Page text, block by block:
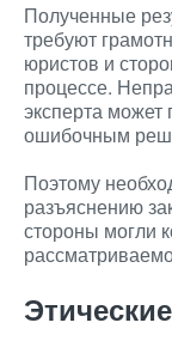
Полученные
требуют
юристов и
процессе.
эксперта
ошибочным
Поэтому
разъяснению
стороны могли